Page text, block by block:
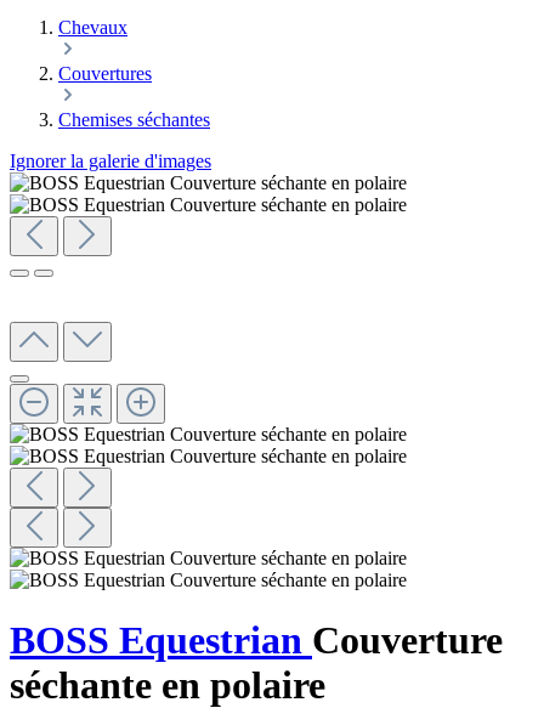
Chevaux
Couvertures
Chemises séchantes
Ignorer la galerie d'images
BOSS Equestrian Couverture
séchante en polaire